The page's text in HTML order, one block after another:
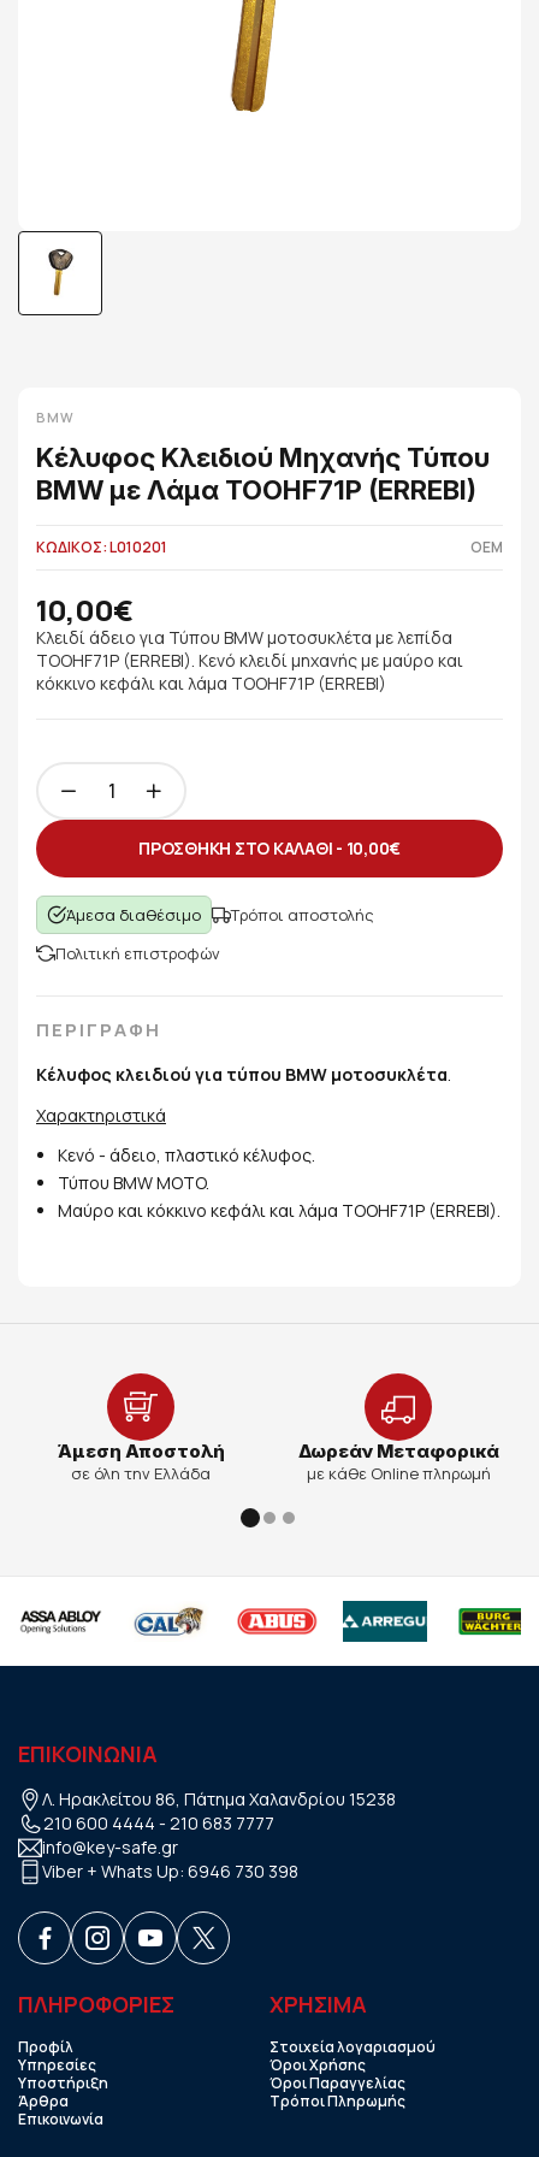
BMW
Κέλυφος Κλειδιού Μηχανής Τύπου
BMW με Λάμα TOOHF71P (ERREBI)
ΚΩΔΙΚΟΣ: L010201 OEM
10,00€
Κλειδί άδειο για Τύπου BMW μοτοσυκλέτα με λεπίδα
TOOHF71P (ERREBI). Κενό κλειδί μηχανής με μαύρο και
κόκκινο κεφάλι και λάμα TOOHF71P (ERREBI)
ΠΡΟΣΘΗΚΗ ΣΤΟ ΚΑΛΑΘΙ - 10,00€
Άμεσα διαθέσιμο
Τρόποι αποστολής
Πολιτική επιστροφών
ΠΕΡΙΓΡΑΦΗ
Κέλυφος κλειδιού για τύπου BMW μοτοσυκλέτα.
Χαρακτηριστικά
Κενό - άδειο, πλαστικό κέλυφος.
Τύπου BMW MOTO.
Μαύρο και κόκκινο κεφάλι και λάμα TOOHF71P (ERREBI).
Άμεση Αποστολή
σε όλη την Ελλάδα
Δωρεάν Μεταφορικά
με κάθε Online πληρωμή
ΕΠΙΚΟΙΝΩΝΙΑ
Λ. Ηρακλείτου 86, Πάτημα Χαλανδρίου 15238
210 600 4444 - 210 683 7777
info@key-safe.gr
Viber + Whats Up: 6946 730 398
ΠΛΗΡΟΦΟΡΙΕΣ
Προφίλ
Υπηρεσίες
Υποστήριξη
Άρθρα
Επικοινωνία
ΧΡHΣΙΜΑ
Στοιχεία λογαριασμού
Όροι Χρήσης
Όροι Παραγγελίας
Τρόποι Πληρωμής